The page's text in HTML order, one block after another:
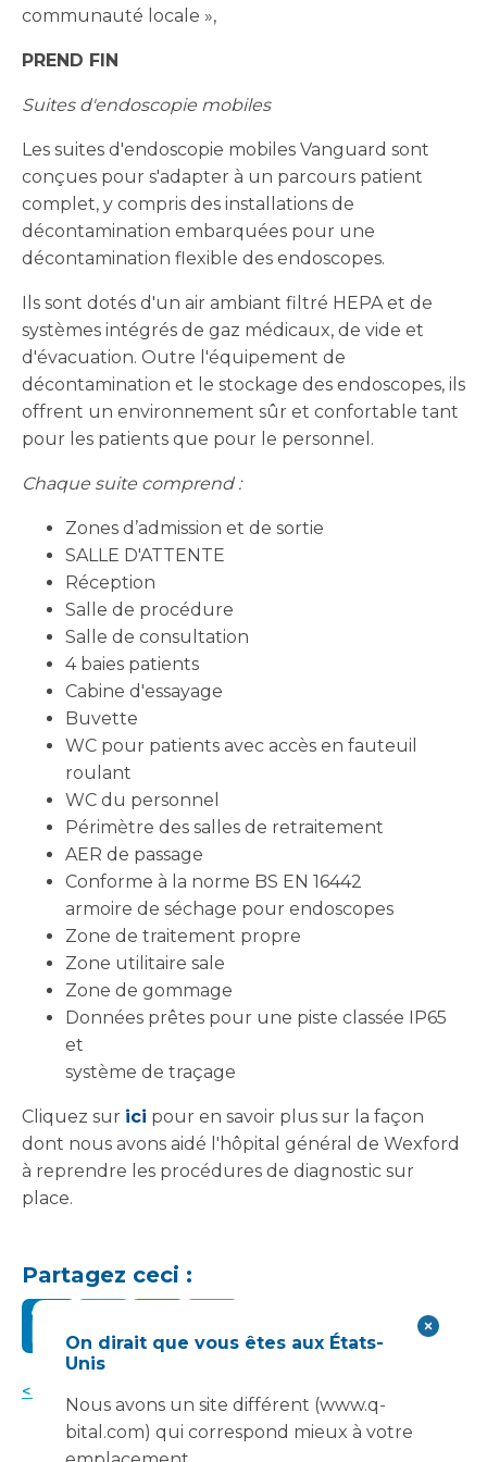
communauté locale »,
PREND FIN
Suites d'endoscopie mobiles
Les suites d'endoscopie mobiles Vanguard sont
conçues pour s'adapter à un parcours patient
complet, y compris des installations de
décontamination embarquées pour une
décontamination flexible des endoscopes.
Ils sont dotés d'un air ambiant filtré HEPA et de
systèmes intégrés de gaz médicaux, de vide et
d'évacuation. Outre l'équipement de
décontamination et le stockage des endoscopes, ils
offrent un environnement sûr et confortable tant
pour les patients que pour le personnel.
Chaque suite comprend :
Zones d’admission et de sortie
SALLE D'ATTENTE
Réception
Salle de procédure
Salle de consultation
4 baies patients
Cabine d'essayage
Buvette
WC pour patients avec accès en fauteuil
roulant
WC du personnel
Périmètre des salles de retraitement
AER de passage
Conforme à la norme BS EN 16442
armoire de séchage pour endoscopes
Zone de traitement propre
Zone utilitaire sale
Zone de gommage
Données prêtes pour une piste classée IP65
et
système de traçage
Cliquez sur ici pour en savoir plus sur la façon
dont nous avons aidé l'hôpital général de Wexford
à reprendre les procédures de diagnostic sur
place.
Partagez ceci :
< Retour aux actualités
On dirait que vous êtes aux États-
Unis
Nous avons un site différent (www.q-
bital.com) qui correspond mieux à votre